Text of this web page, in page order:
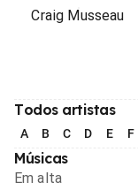
Craig Musseau
Todos artistas
A B C D E F
Músicas
Em alta